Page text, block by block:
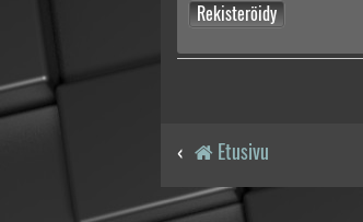
Rekisteröidy
Etusivu